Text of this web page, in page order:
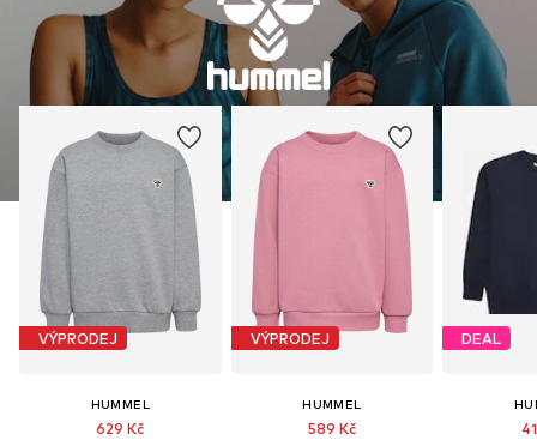
VÝPRODEJ
HUMMEL
629 Kč
VÝPRODEJ
HUMMEL
589 Kč
DEAL